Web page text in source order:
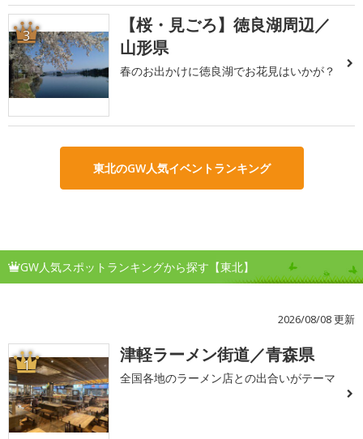
3
【桜・見ごろ】徳良湖周辺／
山形県
春のお出かけに徳良湖でお花見はいかが？
東北のGW人気イベントランキング
GW人気スポットランキングから探す【東北】
2026/08/08 更新
1 津軽ラーメン街道／青森県
全国各地のラーメン店との出合いがテーマ